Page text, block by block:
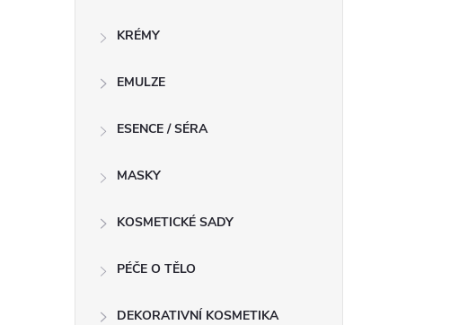
KRÉMY
EMULZE
ESENCE / SÉRA
MASKY
KOSMETICKÉ SADY
PÉČE O TĚLO
DEKORATIVNÍ KOSMETIKA